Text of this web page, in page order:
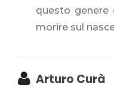
questo genere
morire sul
Arturo Curà